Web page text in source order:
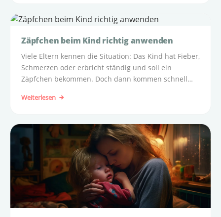
Zäpfchen beim Kind richtig anwenden
Viele Eltern kennen die Situation: Das Kind hat Fieber,
Schmerzen oder erbricht ständig und soll ein
Zäpfchen bekommen. Doch dann kommen schnell
Weiterlesen